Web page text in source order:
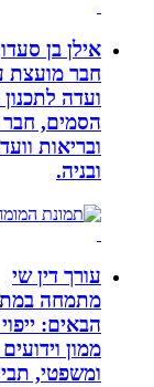
אילן בן סעדון
חבר מועצת
ועדה לתכנון
הסמים, חבר
ובריאות וועדת
ובניה.
עורך דין שי
מתמחה במתן
הבאים: ייפוי
ממון וידועים
ומשפטי, תביעות